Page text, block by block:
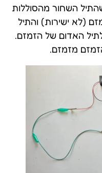
השחור מהסוללות
(לא ישירות) והתיל
האדום של הזמזם.
מזמזם.